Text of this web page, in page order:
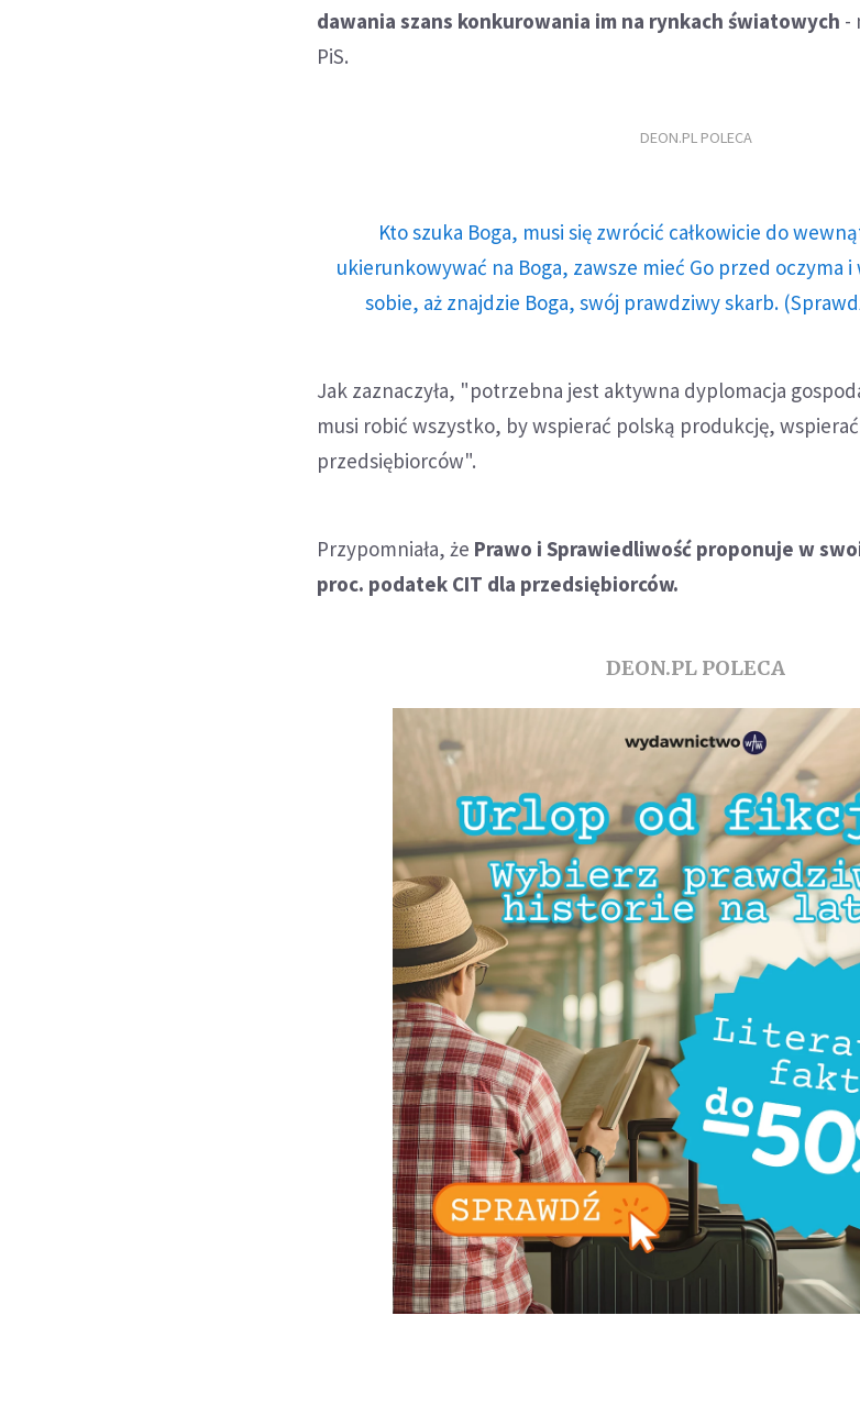
dawania szans konkurowania im na rynkach światowych -
PiS.
DEON.PL POLECA
Kto szuka Boga, musi się zwrócić całkowicie do
ukierunkowywać na Boga, zawsze mieć Go przed oczyma
sobie, aż znajdzie Boga, swój prawdziwy skarb.
Jak zaznaczyła, "potrzebna jest aktywna dyplomacja
musi robić wszystko, by wspierać polską produkcję,
przedsiębiorców".
Przypomniała, że Prawo i Sprawiedliwość proponuje w
proc. podatek CIT dla przedsiębiorców.
DEON.PL POLECA